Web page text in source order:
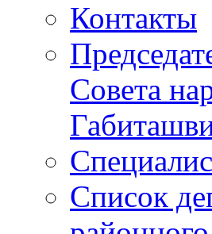
Контакты
Совета
Список